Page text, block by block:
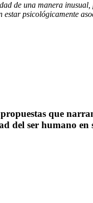
de una manera
psicológicamente
que
del ser humano